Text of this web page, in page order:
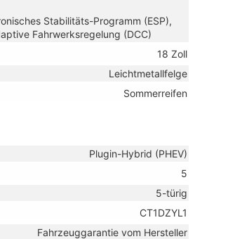
Stabilitäts-Programm (ESP),
Fahrwerksregelung (DCC)
18 Zoll
Leichtmetallfelge
Sommerreifen
Plugin-Hybrid (PHEV)
5
5-türig
CT1DZYL1
Fahrzeuggarantie vom Hersteller